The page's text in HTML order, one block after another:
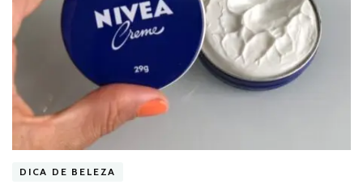
DICA DE BELEZA